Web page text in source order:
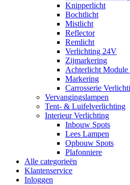
Knipperlicht
Bochtlicht
Mistlicht
Reflector
Remlicht
Verlichting 24V
Zijmarkering
Achterlicht
Markering
Carrosserie
Vervangingslampen
Tent- & Luifelverlichting
Interieur Verlichting
Inbouw Spots
Lees Lampen
Opbouw Spots
Plafonniere
Alle categorieën
Klantenservice
Inloggen